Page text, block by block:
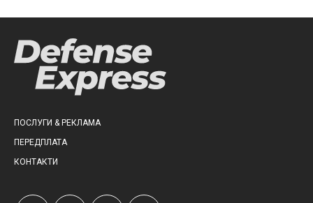
ПОСЛУГИ & РЕКЛАМА
ПЕРЕДПЛАТА
КОНТАКТИ